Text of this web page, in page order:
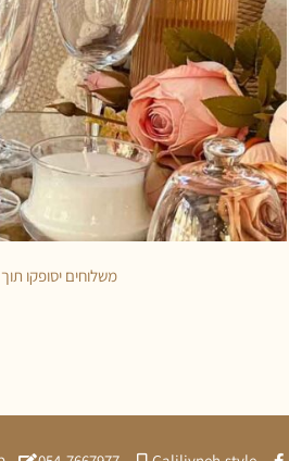
משלוחים יסופקו תוך 5-7 ימי